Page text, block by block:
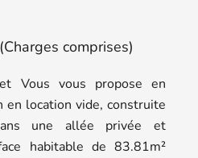
comprises)
Vous vous propose en
en location vide, construite
une allée privée et
habitable de 83.81m²